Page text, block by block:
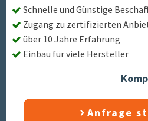
Schnelle und Günstige
Zugang zu zertifizierten
über 10 Jahre Erfahrung
Einbau für viele Hersteller
Anfrage